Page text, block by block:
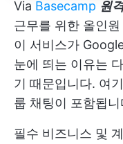
Via Basecamp 원
근무를 위한 올인
이 서비스가
눈에 띄는 이유는
기 때문입니다. 여
룹 채팅이 포함됩니
필수 비즈니스 및